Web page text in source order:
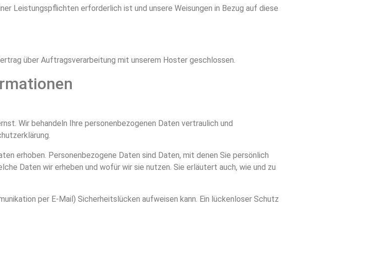
Leistungspflichten erforderlich ist und unsere Weisungen in Bezug auf diese
über Auftragsverarbeitung mit unserem Hoster geschlossen.
Wir behandeln Ihre personenbezogenen Daten vertraulich und
erhoben. Personenbezogene Daten sind Daten, mit denen Sie persönlich
Daten wir erheben und wofür wir sie nutzen. Sie erläutert auch, wie und zu
per E-Mail) Sicherheitslücken aufweisen kann. Ein lückenloser Schutz